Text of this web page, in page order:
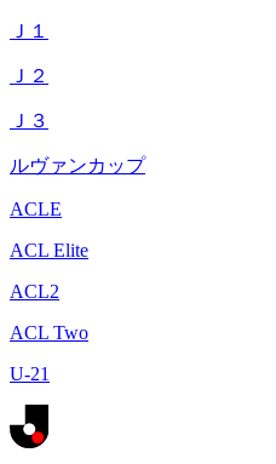
Ｊ１
Ｊ２
Ｊ３
ルヴァンカップ
ACLE
ACL Elite
ACL2
ACL Two
U-21